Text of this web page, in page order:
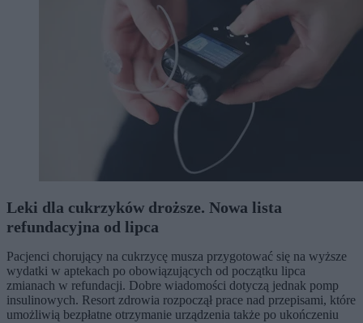
Leki dla cukrzyków droższe. Nowa lista
refundacyjna od lipca
Pacjenci chorujący na cukrzycę musza przygotować się na wyższe
wydatki w aptekach po obowiązujących od początku lipca
zmianach w refundacji. Dobre wiadomości dotyczą jednak pomp
insulinowych. Resort zdrowia rozpoczął prace nad przepisami, które
umożliwią bezpłatne otrzymanie urządzenia także po ukończeniu